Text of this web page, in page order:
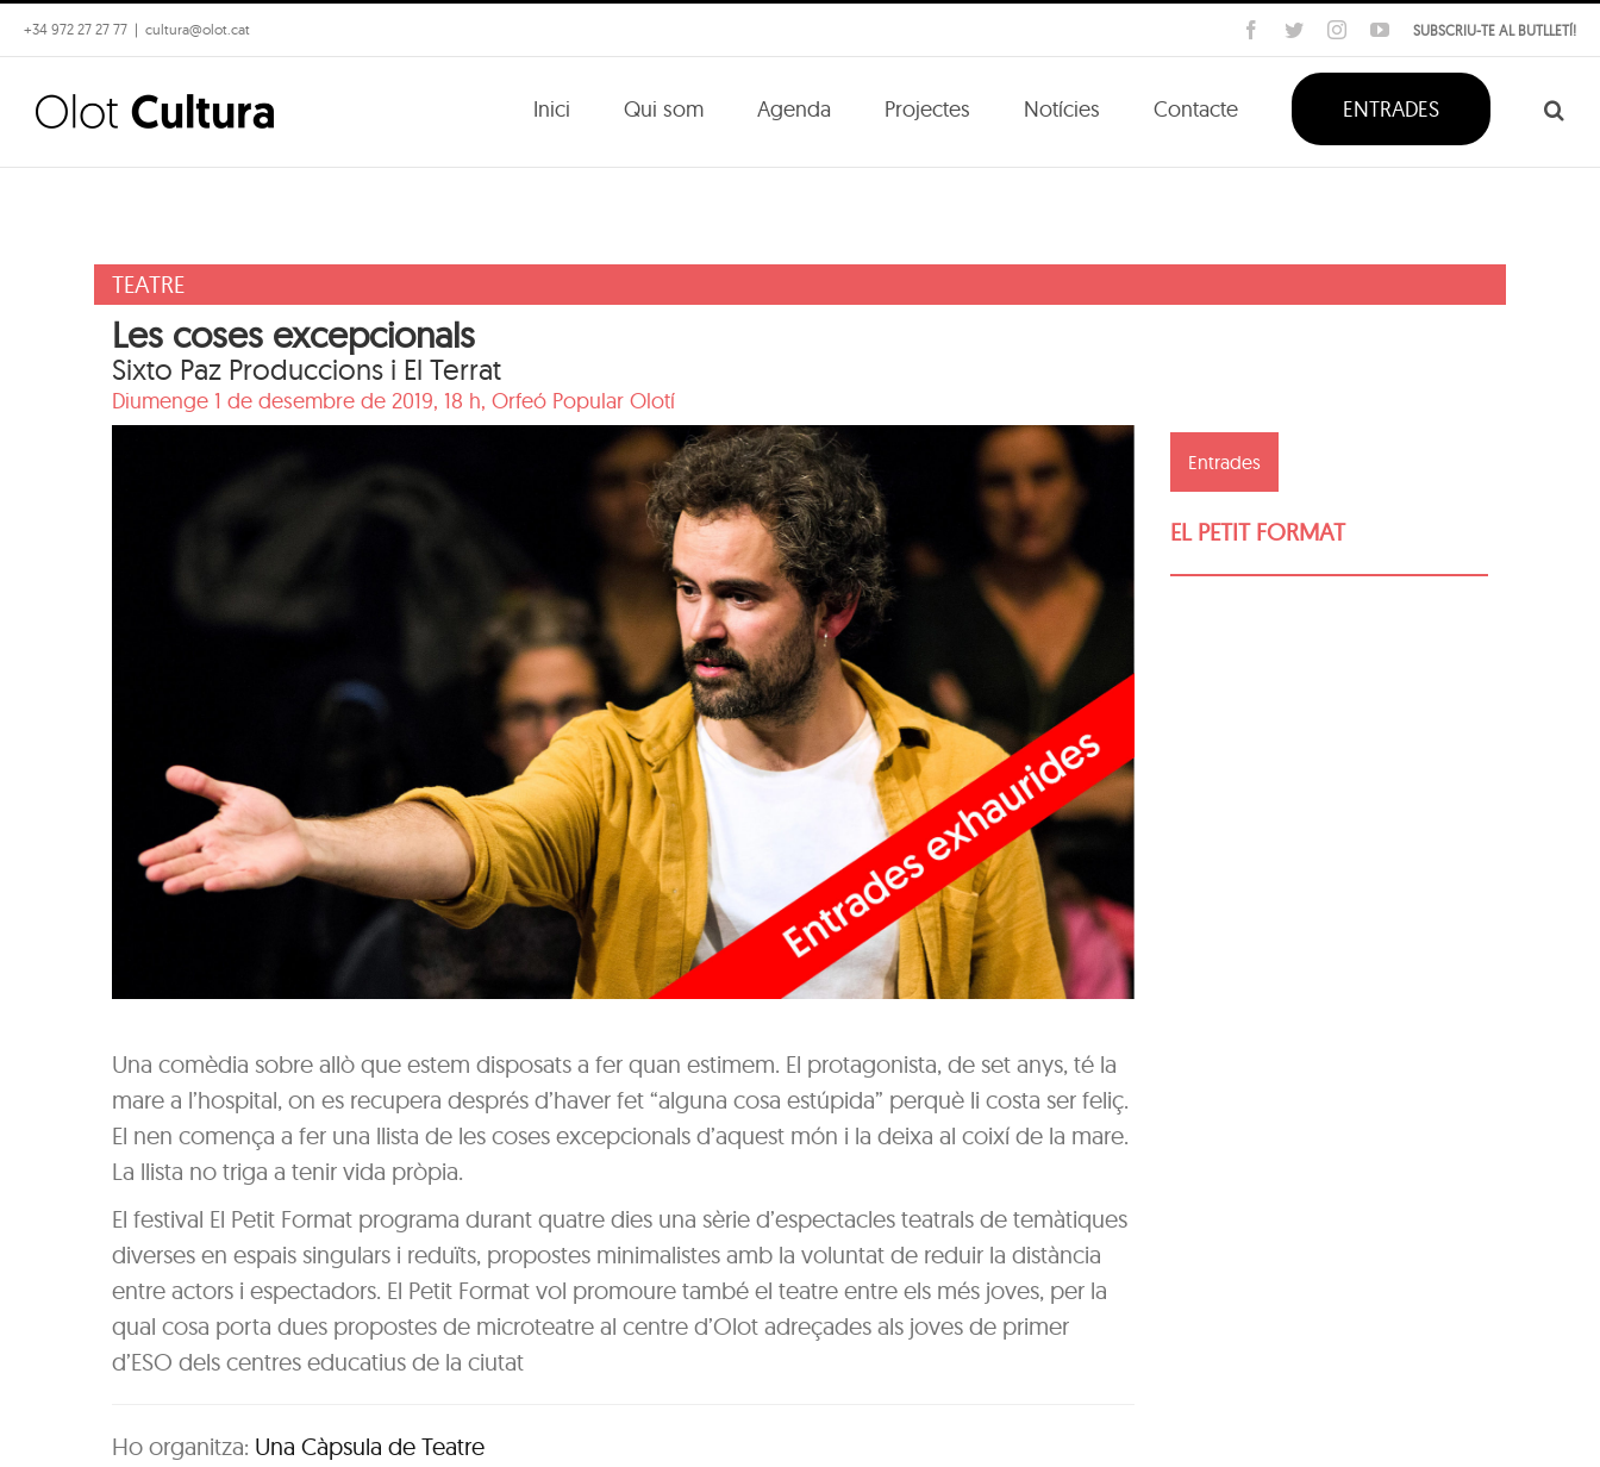
Skip
to
content
+34 972 27 27 77 | cultura@olot.cat SUBSCRIU-TE AL BUTLLETÍ!
Facebook
TwitterInstagramYouTube
Inici Qui som Agenda Projectes Notícies Contacte ENTRADES
TEATRE
Les coses excepcionals
Sixto Paz Produccions i El Terrat
Diumenge 1 de desembre de 2019, 18 h,Orfeó Popular Olotí
Una comèdia sobre allò que estem disposats a fer quan estimem. El protagonista, de set anys, té la
mare a l’hospital, on es recupera després d’haver fet “alguna cosa estúpida” perquè li costa ser feliç.
El nen comença a fer una llista de les coses excepcionals d’aquest món i la deixa al coixí de la mare.
La llista no triga a tenir vida pròpia.
El festival El Petit Format programa durant quatre dies una sèrie d’espectacles teatrals de temàtiques
diverses en espais singulars i reduïts, propostes minimalistes amb la voluntat de reduir la distància
entre actors i espectadors. El Petit Format vol promoure també el teatre entre els més joves, per la
qual cosa porta dues propostes de microteatre al centre d’Olot adreçades als joves de primer
d’ESO dels centres educatius de la ciutat
Ho organitza: Una Càpsula de Teatre
Entrades
EL PETIT FORMAT